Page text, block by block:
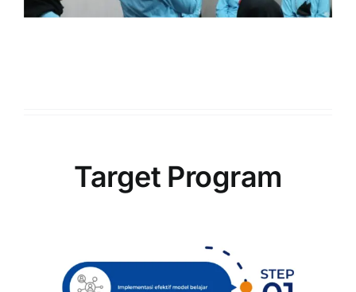
Target Program